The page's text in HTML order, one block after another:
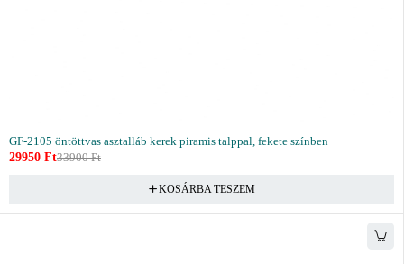
GF-2105 öntöttvas asztalláb kerek piramis talppal, fekete színben
33900Ft
29950 Ft
KOSÁRBA TESZEM